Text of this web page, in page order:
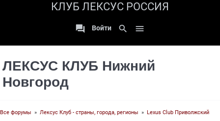
КЛУБ ЛЕКСУС РОССИЯ
 Войти search 
ЛЕКСУС КЛУБ Нижний
Новгород
Все форумы » Лексус Клуб - страны, города, регионы » Lexus Club Приволжский